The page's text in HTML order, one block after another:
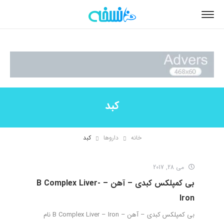
کبد
خانه داروها کبد
می 28, 2017
بی کمپلکس کبدی – آهن – B Complex Liver-
Iron
بی کمپلکس کبدی – آهن – B Complex Liver – Iron نام